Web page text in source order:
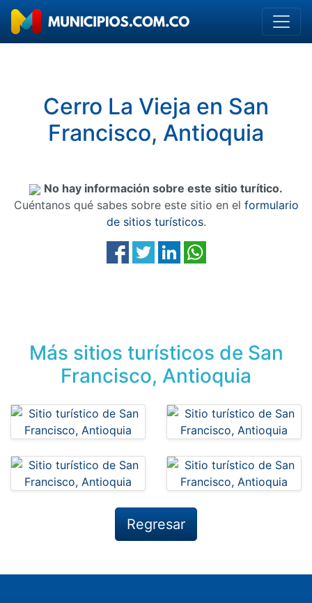
Cerro La Vieja en San
Francisco, Antioquia
No hay información sobre este sitio turítico.
Cuéntanos qué sabes sobre este sitio en el formulario
de sitios turísticos.
Más sitios turísticos de San
Francisco, Antioquia
Regresar